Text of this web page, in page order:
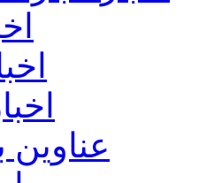
عناوین